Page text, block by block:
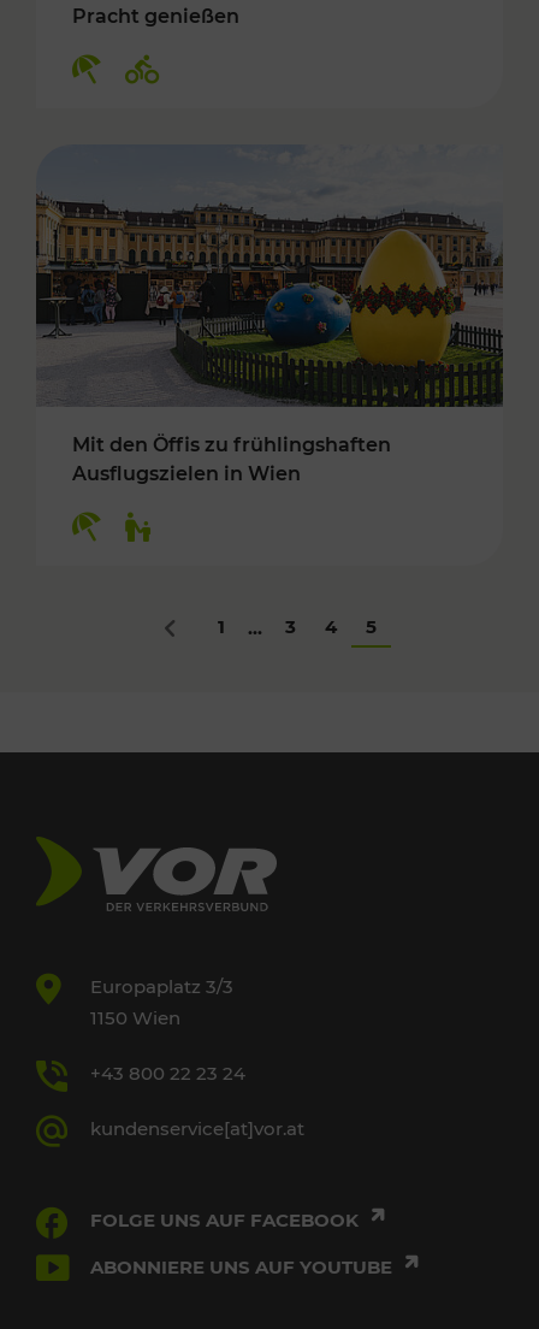
Pracht genießen
Mit den Öffis zu frühlingshaften
Ausflugszielen in Wien
Zurück
1 ... 3 4 5
Europaplatz 3/3
1150 Wien
+43 800 22 23 24
kundenservice[at]vor.at
FOLGE UNS AUF FACEBOOK
ABONNIERE UNS AUF YOUTUBE